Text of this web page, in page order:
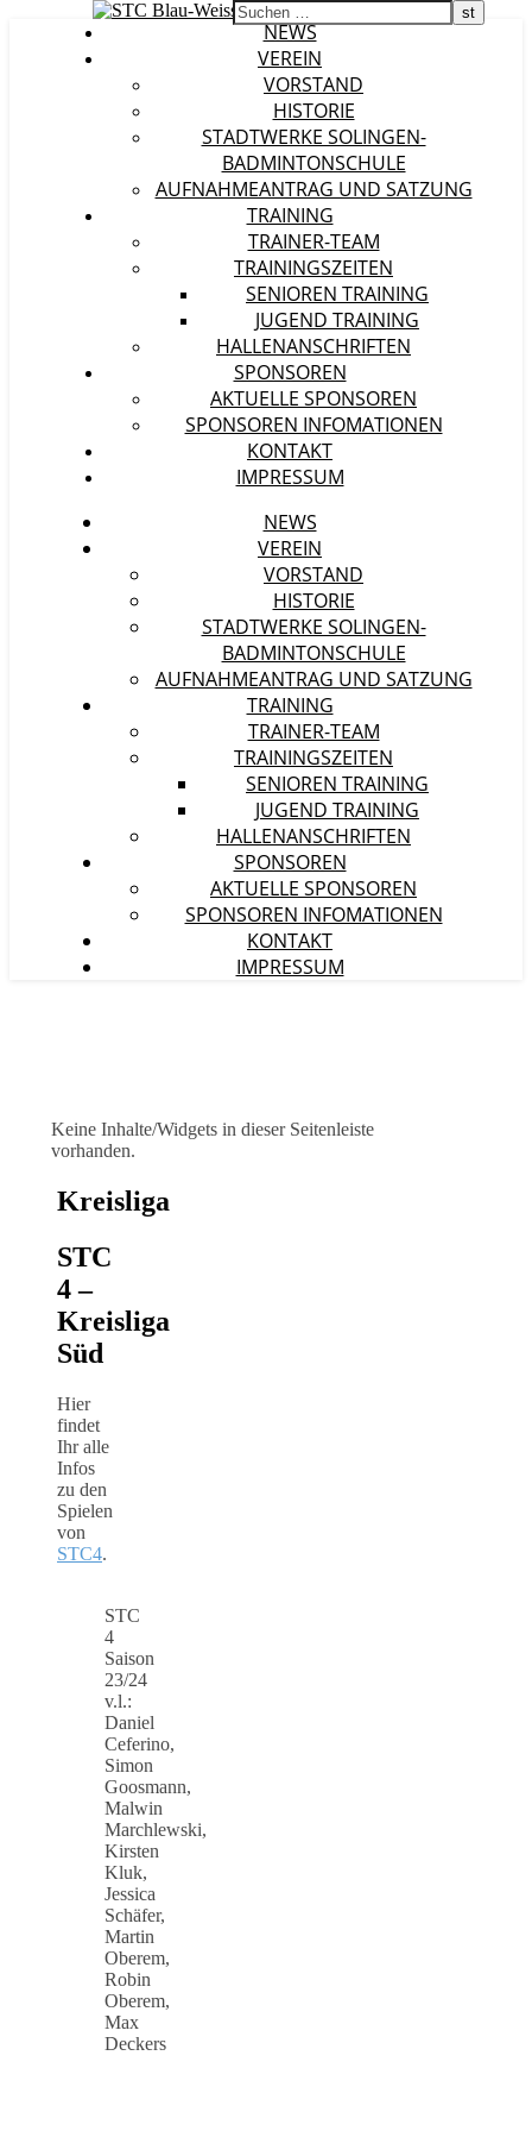
NEWS
VEREIN
VORSTAND
HISTORIE
STADTWERKE SOLINGEN-
BADMINTONSCHULE
AUFNAHMEANTRAG UND SATZUNG
TRAINING
TRAINER-TEAM
TRAININGSZEITEN
SENIOREN TRAINING
JUGEND TRAINING
HALLENANSCHRIFTEN
SPONSOREN
AKTUELLE SPONSOREN
SPONSOREN INFOMATIONEN
KONTAKT
IMPRESSUM
NEWS
VEREIN
VORSTAND
HISTORIE
STADTWERKE SOLINGEN-
BADMINTONSCHULE
AUFNAHMEANTRAG UND SATZUNG
TRAINING
TRAINER-TEAM
TRAININGSZEITEN
SENIOREN TRAINING
JUGEND TRAINING
HALLENANSCHRIFTEN
SPONSOREN
AKTUELLE SPONSOREN
SPONSOREN INFOMATIONEN
KONTAKT
IMPRESSUM
Keine Inhalte/Widgets in dieser Seitenleiste
vorhanden.
Kreisliga
STC
4 –
Kreisliga
Süd
Hier
findet
Ihr alle
Infos
zu den
Spielen
von
STC4.
STC
4
Saison
23/24
v.l.:
Daniel
Ceferino,
Simon
Goosmann,
Malwin
Marchlewski,
Kirsten
Kluk,
Jessica
Schäfer,
Martin
Oberem,
Robin
Oberem,
Max
Deckers